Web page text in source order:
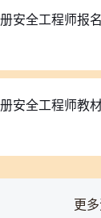
安全工程师报
安全工程师教
更